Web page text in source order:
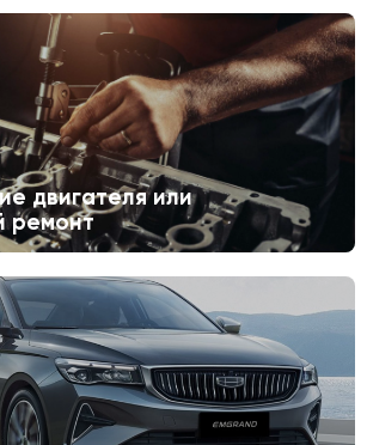
двигателя или
ремонт